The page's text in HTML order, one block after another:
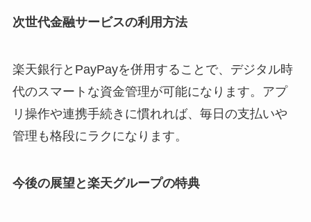
次世代金融サービスの利用方法
楽天銀行とPayPayを併用することで、デジタル時
代のスマートな資金管理が可能になります。アプ
リ操作や連携手続きに慣れれば、毎日の支払いや
管理も格段にラクになります。
今後の展望と楽天グループの特典